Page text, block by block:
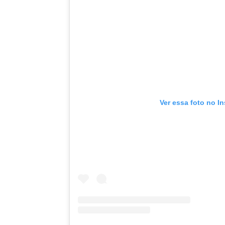
Ver essa foto no